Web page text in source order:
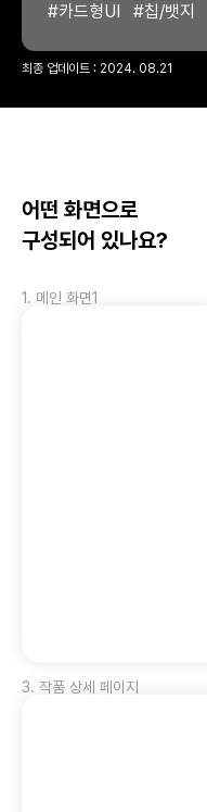
#카드형UI #칩/뱃지
최종 업데이트 : 2024. 08.21
어떤 화면으로
구성되어 있나요?
1. 메인 화면1
3. 작품 상세 페이지